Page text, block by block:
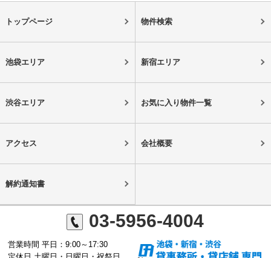
トップページ 物件検索
池袋エリア 新宿エリア
渋谷エリア お気に入り物件一覧
アクセス 会社概要
解約通知書
03-5956-4004
営業時間 平日：9:00～17:30